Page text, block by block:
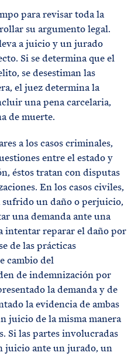
para revisar toda la
su argumento legal.
a juicio y un jurado
Si se determina que el
se desestiman las
el juez determina la
una pena carcelaria,
de muerte.
a los casos criminales,
entre el estado y
éstos tratan con disputas
En los casos civiles,
sufrido un daño o perjuicio,
una demanda ante una
intentar reparar el daño por
de las prácticas
cambio del
de indemnización por
la demanda y de
la evidencia de ambas
juicio de la misma manera
Si las partes involucradas
juicio ante un jurado, un